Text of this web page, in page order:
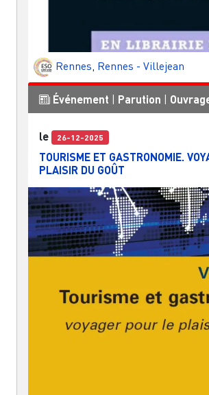
Rennes, Rennes - Villejean
Événement Parution
le 26-12-2025
TOURISME ET GASTRONOMIE.
PLAISIR DU GOÛT